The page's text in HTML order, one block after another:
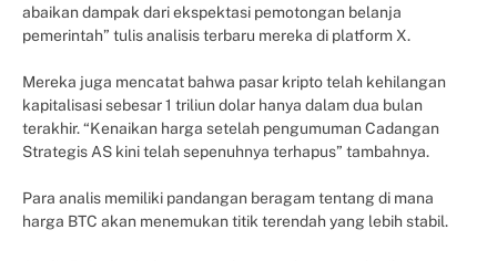
abaikan dampak dari ekspektasi pemotongan belanja
pemerintah” tulis analisis terbaru mereka di platform X.
Mereka juga mencatat bahwa pasar kripto telah kehilangan
kapitalisasi sebesar 1 triliun dolar hanya dalam dua bulan
terakhir. “Kenaikan harga setelah pengumuman Cadangan
Strategis AS kini telah sepenuhnya terhapus” tambahnya.
Para analis memiliki pandangan beragam tentang di mana
harga BTC akan menemukan titik terendah yang lebih stabil.